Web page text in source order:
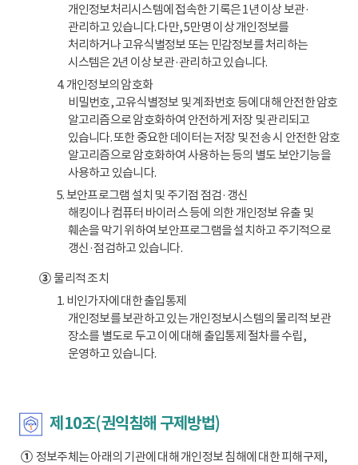
개인정보처리시스템에 접속한 기록은 1년 이상 보관·
관리하고 있습니다. 다만, 5만명 이상 개인정보를
처리하거나 고유식별정보 또는 민감정보를 처리하는
시스템은 2년 이상 보관·관리하고 있습니다.
4. 개인정보의 암호화
비밀번호, 고유식별정보 및 계좌번호 등에 대해 안전한 암호
알고리즘으로 암호화하여 안전하게 저장 및 관리되고
있습니다. 또한 중요한 데이터는 저장 및 전송 시 안전한 암호
알고리즘으로 암호화하여 사용하는 등의 별도 보안기능을
사용하고 있습니다.
5. 보안프로그램 설치 및 주기점 점검·갱신
해킹이나 컴퓨터 바이러스 등에 의한 개인정보 유출 및
훼손을 막기 위하여 보안프로그램을 설치하고 주기적으로
갱신·점검하고 있습니다.
③물리적 조치
1. 비인가자에 대한 출입통제
개인정보를 보관하고 있는 개인정보시스템의 물리적 보관
장소를 별도로 두고 이에 대해 출입통제 절차를 수립,
운영하고 있습니다.
제10조(권익침해 구제방법)
①정보주체는 아래의 기관에 대해 개인정보 침해에 대한 피해구제,